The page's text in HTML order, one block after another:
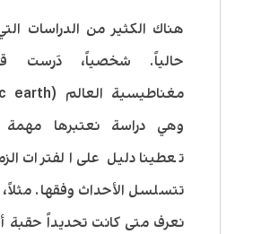
هناك الكثير من الدراسات
حالياً. شخصياً، دَرست
وهي دراسة نعتبرها مهمة
تعطينا دليل على الفترات
تتسلسل الأحداث وفقها. مثلاً،
نعرف متى كانت تحديداً حقبة